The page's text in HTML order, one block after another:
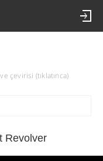
çevirisi (tıklatınca)
Revolver